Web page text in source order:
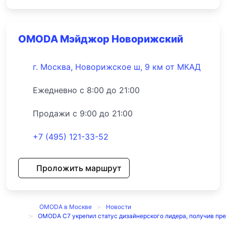
OMODA Мэйджор Новорижский
г. Москва, Новорижское ш, 9 км от МКАД
Ежедневно с 8:00 до 21:00
Продажи с 9:00 до 21:00
+7 (495) 121-33-52
Проложить маршрут
OMODA в Москве
Новости
OMODA C7 укрепил статус дизайнерского лидера, получив